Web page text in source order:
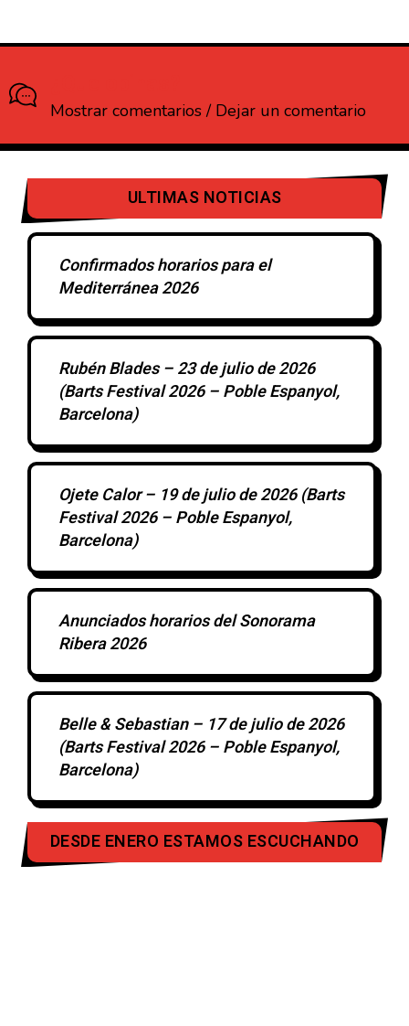
Mostrar comentarios / Dejar un comentario
ULTIMAS NOTICIAS
Confirmados horarios para el
Mediterránea 2026
Rubén Blades – 23 de julio de 2026
(Barts Festival 2026 – Poble Espanyol,
Barcelona)
Ojete Calor – 19 de julio de 2026 (Barts
Festival 2026 – Poble Espanyol,
Barcelona)
Anunciados horarios del Sonorama
Ribera 2026
Belle & Sebastian – 17 de julio de 2026
(Barts Festival 2026 – Poble Espanyol,
Barcelona)
DESDE ENERO ESTAMOS ESCUCHANDO